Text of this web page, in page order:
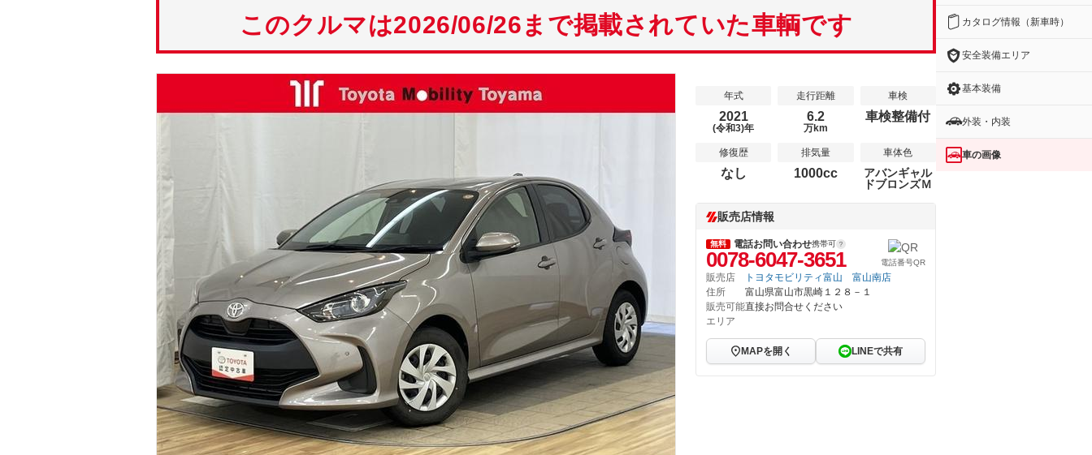
このクルマは2026/06/26まで掲載されていた車輌です
年式
2021
(令和3)年
走行距離
6.2
万km
車検
車検整備付
修復歴
なし
排気量
1000cc
車体色
アバンギャル
ドブロンズＭ
販売店情報
無料 電話お問い合わせ携帯可
0078-6047-3651 電話番号QR
販売店
トヨタモビリティ富山 富山南店
住所
富山県富山市黒崎１２８－１
販売可能
エリア
直接お問合せください
MAPを開く LINEで共有
カタログ情報（新車時）
安全装備エリア
基本装備
外装・内装
車の画像